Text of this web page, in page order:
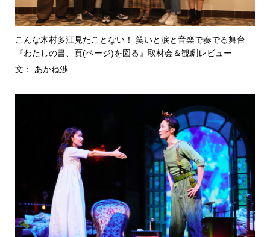
こんな木村多江見たことない！ 笑いと涙と音楽で奏でる舞台
『わたしの書、頁(ページ)を図る』取材会＆観劇レビュー
文： あかね渉